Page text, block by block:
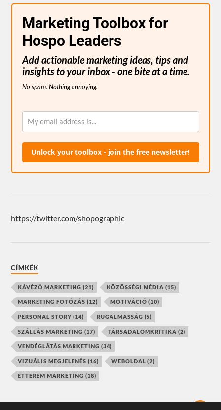
Marketing Toolbox for
Hospo Leaders
Add actionable marketing ideas, tips and
insights to your inbox - one bite at a time.
No spam. Nothing annoying.
Unlock your toolbox - join the free newsletter!
https://twitter.com/shopographic
CÍMKÉK
KÁVÉZÓ MARKETING (21) KÖZÖSSÉGI MÉDIA (15)
MARKETING FOTÓZÁS (12) MOTIVÁCIÓ (10)
PERSONAL STORY (14) RUGALMASSÁG (5)
SZÁLLÁS MARKETING (17) TÁRSADALOMKRITIKA (2)
VENDÉGLÁTÁS MARKETING (34)
VIZUÁLIS MEGJELENÉS (16) WEBOLDAL (2)
ÉTTEREM MARKETING (18)